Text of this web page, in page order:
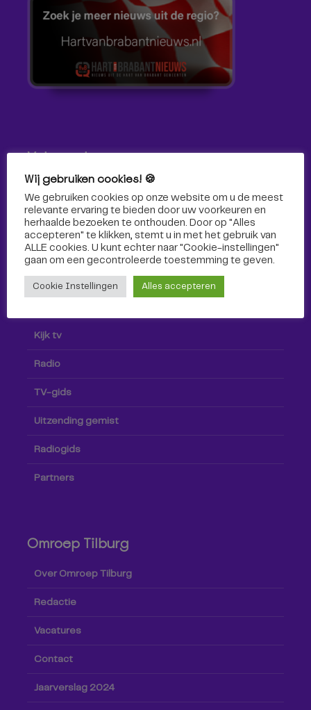
Volg ons!
Volg Omroep Tilburg niet alleen hier, maar ook via social
media!
Kijk tv
Radio
TV-gids
Uitzending gemist
Radiogids
Partners
Omroep Tilburg
Over Omroep Tilburg
Redactie
Vacatures
Contact
Jaarverslag 2024
Wij gebruiken cookies! 🍪
We gebruiken cookies op onze website om u de meest
relevante ervaring te bieden door uw voorkeuren en
herhaalde bezoeken te onthouden. Door op "Alles
accepteren" te klikken, stemt u in met het gebruik van
ALLE cookies. U kunt echter naar "Cookie-instellingen"
gaan om een ​​gecontroleerde toestemming te geven.
Cookie Instellingen Alles accepteren